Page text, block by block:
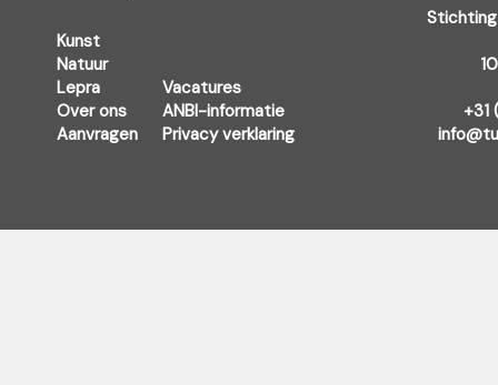
Kunst
Natuur
Lepra
Over ons
Aanvragen
Vacatures
ANBI-informatie
Privacy verklaring
Stichting